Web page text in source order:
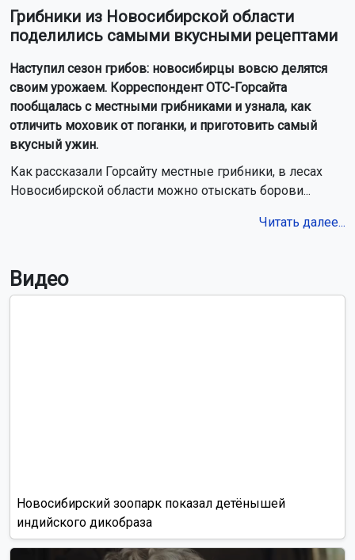
Грибники из Новосибирской области
поделились самыми вкусными рецептами
Наступил сезон грибов: новосибирцы вовсю делятся
своим урожаем. Корреспондент ОТС-Горсайта
пообщалась с местными грибниками и узнала, как
отличить моховик от поганки, и приготовить самый
вкусный ужин.
Как рассказали Горсайту местные грибники, в лесах
Новосибирской области можно отыскать борови...
Читать далее...
Видео
Новосибирский зоопарк показал детёнышей
индийского дикобраза